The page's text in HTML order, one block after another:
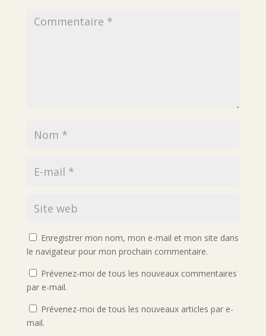
Enregistrer mon nom, mon e-mail et mon site dans
le navigateur pour mon prochain commentaire.
Prévenez-moi de tous les nouveaux commentaires
par e-mail.
Prévenez-moi de tous les nouveaux articles par e-
mail.